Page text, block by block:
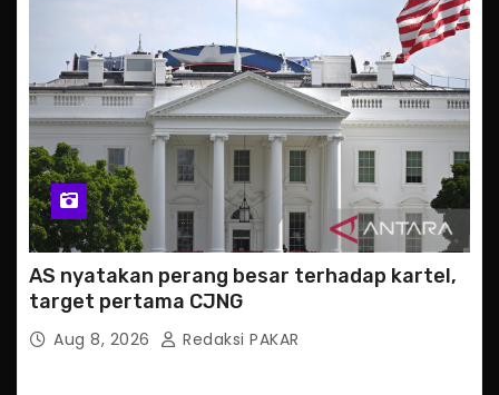
AS nyatakan perang besar terhadap kartel,
target pertama CJNG
Aug 8, 2026 Redaksi PAKAR